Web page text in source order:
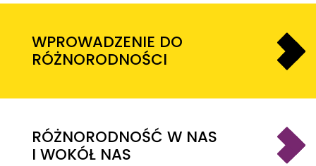
WPROWADZENIE DO
RÓŻNORODNOŚCI
RÓŻNORODNOŚĆ W NAS
I WOKÓŁ NAS